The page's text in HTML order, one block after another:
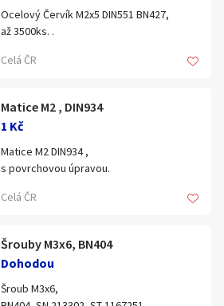
Blansko.
Ocelový Červík M2x5 DIN551 BN427,
až 3500ks. .
Celá ČR
Matice M2 , DIN934
1 Kč
Matice M2 DIN934 ,
s povrchovou úpravou.
možné i po menších množstvích pro
Nabídněte cenu. .
Matičky závit M2 .....
Blansko.
Celá ČR
Šrouby M3x6, BN404
Dohodou
Šroub M3x6,